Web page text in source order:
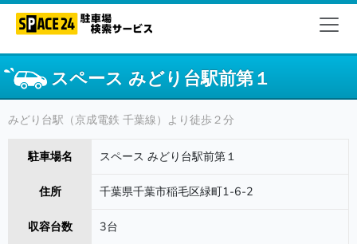
スペース みどり台駅前第１
みどり台駅（京成電鉄 千葉線）より徒歩２分
駐車場名 スペース みどり台駅前第１
住所 千葉県千葉市稲毛区緑町1-6-2
収容台数 3台